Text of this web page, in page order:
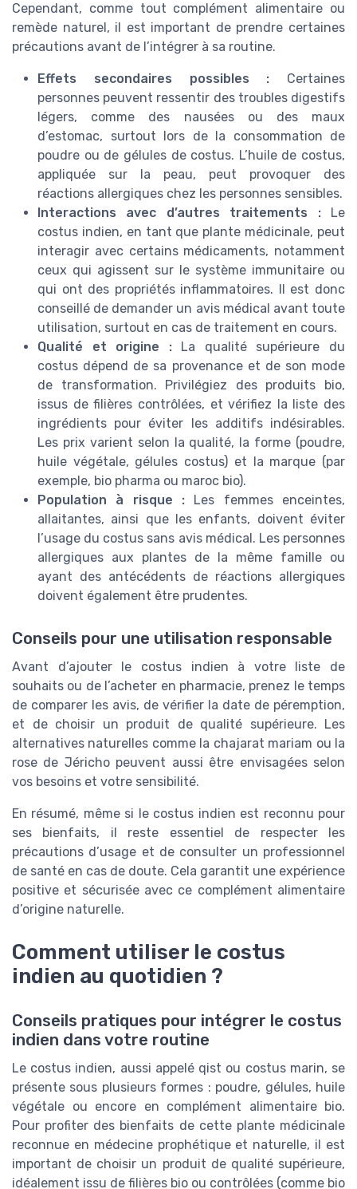
Cependant, comme tout complément alimentaire ou
remède naturel, il est important de prendre certaines
précautions avant de l’intégrer à sa routine.
Effets secondaires possibles : Certaines
personnes peuvent ressentir des troubles digestifs
légers, comme des nausées ou des maux
d’estomac, surtout lors de la consommation de
poudre ou de gélules de costus. L’huile de costus,
appliquée sur la peau, peut provoquer des
réactions allergiques chez les personnes sensibles.
Interactions avec d’autres traitements :Le
costus indien, en tant que plante médicinale, peut
interagir avec certains médicaments, notamment
ceux qui agissent sur le système immunitaire ou
qui ont des propriétés inflammatoires. Il est donc
conseillé de demander un avis médical avant toute
utilisation, surtout en cas de traitement en cours.
Qualité et origine :La qualité supérieure du
costus dépend de sa provenance et de son mode
de transformation. Privilégiez des produits bio,
issus de filières contrôlées, et vérifiez la liste des
ingrédients pour éviter les additifs indésirables.
Les prix varient selon la qualité, la forme (poudre,
huile végétale, gélules costus) et la marque (par
exemple, bio pharma ou maroc bio).
Population à risque : Les femmes enceintes,
allaitantes, ainsi que les enfants, doivent éviter
l’usage du costus sans avis médical. Les personnes
allergiques aux plantes de la même famille ou
ayant des antécédents de réactions allergiques
doivent également être prudentes.
Conseils pour une utilisation responsable
Avant d’ajouter le costus indien à votre liste de
souhaits ou de l’acheter en pharmacie, prenez le temps
de comparer les avis, de vérifier la date de péremption,
et de choisir un produit de qualité supérieure. Les
alternatives naturelles comme la chajarat mariam ou la
rose de Jéricho peuvent aussi être envisagées selon
vos besoins et votre sensibilité.
En résumé, même si le costus indien est reconnu pour
ses bienfaits, il reste essentiel de respecter les
précautions d’usage et de consulter un professionnel
de santé en cas de doute. Cela garantit une expérience
positive et sécurisée avec ce complément alimentaire
d’origine naturelle.
Comment utiliser le costus
indien au quotidien ?
Conseils pratiques pour intégrer le costus
indien dans votre routine
Le costus indien, aussi appelé qist ou costus marin, se
présente sous plusieurs formes : poudre, gélules, huile
végétale ou encore en complément alimentaire bio.
Pour profiter des bienfaits de cette plante médicinale
reconnue en médecine prophétique et naturelle, il est
important de choisir un produit de qualité supérieure,
idéalement issu de filières bio ou contrôlées (comme bio